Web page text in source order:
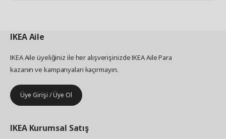
IKEAAile
IKEA Aile üyeliğiniz ile her alışverişinizde IKEA Aile Para
kazanın ve kampanyaları kaçırmayın.
Üye Girişi / Üye Ol
IKEA Kurumsal Satış